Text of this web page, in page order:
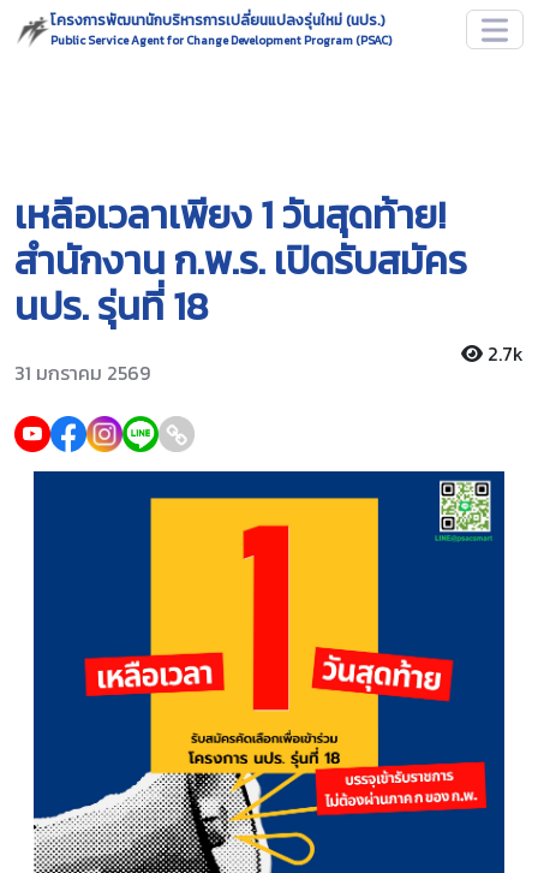
โครงการพัฒนานักบริหารการเปลี่ยนแปลงรุ่นใหม่ (นปร.)
Public Service Agent for Change Development Program (PSAC)
เหลือเวลาเพียง 1 วันสุดท้าย!
สำนักงาน ก.พ.ร. เปิดรับสมัคร
นปร. รุ่นที่ 18
2.7k
31 มกราคม 2569